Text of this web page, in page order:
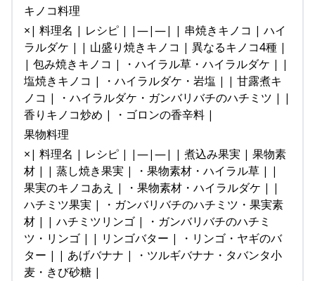
キノコ料理
×| 料理名 | レシピ | |—|—| | 串焼きキノコ | ハイ
ラルダケ | | 山盛り焼きキノコ | 異なるキノコ4種 |
| 包み焼きキノコ | ・ハイラル草・ハイラルダケ | |
塩焼きキノコ | ・ハイラルダケ・岩塩 | | 甘露煮キ
ノコ | ・ハイラルダケ・ガンバリバチのハチミツ | |
香りキノコ炒め | ・ゴロンの香辛料 |
果物料理
×| 料理名 | レシピ | |—|—| | 煮込み果実 | 果物素
材 | | 蒸し焼き果実 | ・果物素材・ハイラル草 | |
果実のキノコあえ | ・果物素材・ハイラルダケ | |
ハチミツ果実 | ・ガンバリバチのハチミツ・果実素
材 | | ハチミツリンゴ | ・ガンバリバチのハチミ
ツ・リンゴ | | リンゴバター | ・リンゴ・ヤギのバ
ター | | あげバナナ | ・ツルギバナナ・タバンタ小
麦・きび砂糖 |